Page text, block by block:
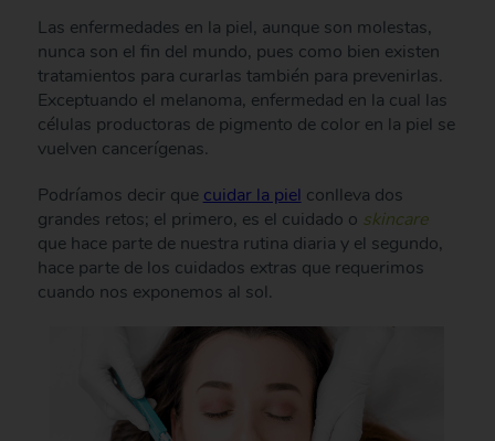
Las enfermedades en la piel, aunque son molestas,
nunca son el fin del mundo, pues como bien existen
tratamientos para curarlas también para prevenirlas.
Exceptuando el melanoma, enfermedad en la cual las
células productoras de pigmento de color en la piel se
vuelven cancerígenas.
Podríamos decir que cuidar la piel conlleva dos
grandes retos; el primero, es el cuidado o skincare
que hace parte de nuestra rutina diaria y el segundo,
hace parte de los cuidados extras que requerimos
cuando nos exponemos al sol.